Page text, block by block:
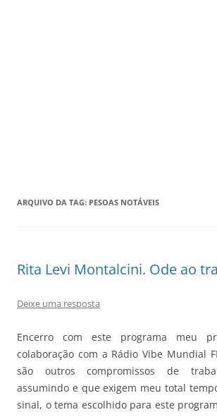
ARQUIVO DA TAG: PESOAS NOTÁVEIS
Rita Levi Montalcini. Ode ao
Deixe uma resposta
Encerro com este programa meu
colaboração com a Rádio Vibe Mundial
são outros compromissos de
assumindo e que exigem meu total
sinal, o tema escolhido para este